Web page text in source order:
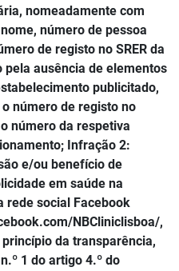
nomeadamente com
número de pessoa
de registo no SRER da
pela ausência de elementos
publicitado,
número de registo no
o número da respetiva
Infração 2:
e/ou benefício de
em saúde na
rede social Facebook
NBCliniclisboa/,
da transparência,
1 do artigo 4.º do